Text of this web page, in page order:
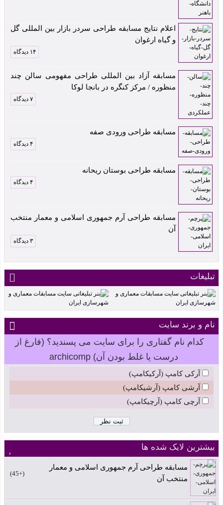
اعلام نتایج مسابقه طراحی سردر بازار بین المللی گل
و گیاه ارغوان
۱۴ دیدگاه
مسابقه آزاد بین المللی طراحی مفهومی سالن چند
منظوره / مرکز کنگره در بانجا لوکا
۷ دیدگاه
مسابقه طراحی ورودی صفه
۴ دیدگاه
مسابقه طراحی بوستان ریحانه
۴ دیدگاه
مسابقه طراحی آرم جمهوری اسلامی و معمار منتخب
آن
۳ دیدگاه
تبلیغات
نام و برند سایت
کدام نام گفتاری را برای سایت می پسندید؟ (فارغ از
درست یا غلط بودن آن) archicomp
آرکی کامپ (آرکیکامپ)
آرشی کامپ (آرشیکامپ)
آرچی کامپ (آرچیکامپ)
بیشترین لایک شده ها
مسابقه طراحی آرم جمهوری اسلامی و معمار
منتخب آن
+45